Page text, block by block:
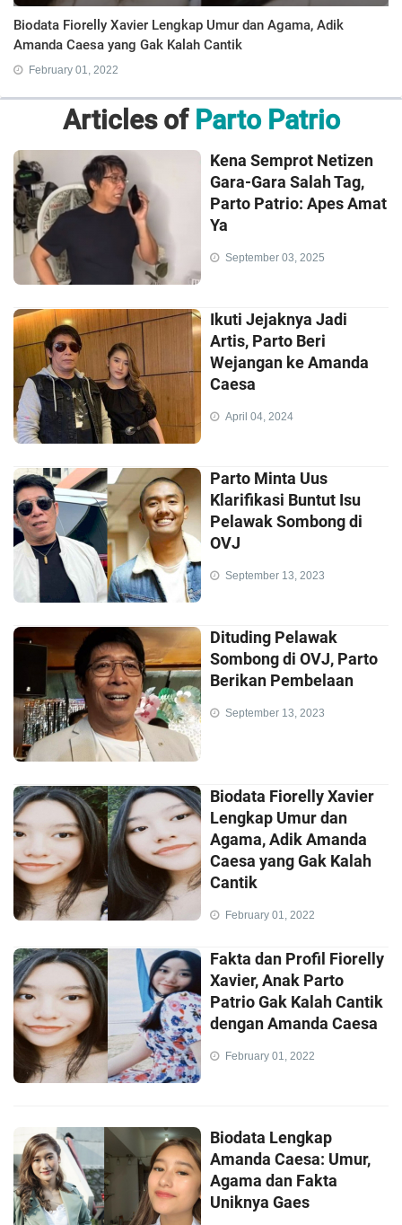
Biodata Fiorelly Xavier Lengkap Umur dan Agama, Adik
Amanda Caesa yang Gak Kalah Cantik
February 01, 2022
Articles of Parto Patrio
Kena Semprot Netizen
Gara-Gara Salah Tag,
Parto Patrio: Apes Amat
Ya
September 03, 2025
Ikuti Jejaknya Jadi
Artis, Parto Beri
Wejangan ke Amanda
Caesa
April 04, 2024
Parto Minta Uus
Klarifikasi Buntut Isu
Pelawak Sombong di
OVJ
September 13, 2023
Dituding Pelawak
Sombong di OVJ, Parto
Berikan Pembelaan
September 13, 2023
Biodata Fiorelly Xavier
Lengkap Umur dan
Agama, Adik Amanda
Caesa yang Gak Kalah
Cantik
February 01, 2022
Fakta dan Profil Fiorelly
Xavier, Anak Parto
Patrio Gak Kalah Cantik
dengan Amanda Caesa
February 01, 2022
Biodata Lengkap
Amanda Caesa: Umur,
Agama dan Fakta
Uniknya Gaes